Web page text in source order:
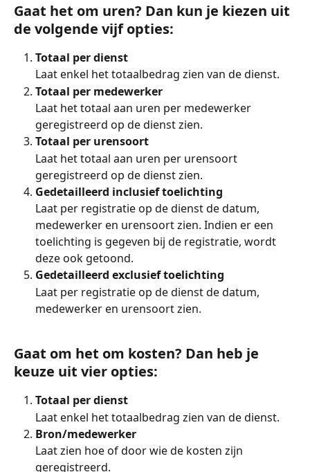
Gaat het om uren? Dan kun je kiezen uit
de volgende vijf opties:
Totaal per dienst
Laat enkel het totaalbedrag zien van de dienst.
Totaal per medewerker
Laat het totaal aan uren per medewerker
geregistreerd op de dienst zien.
Totaal per urensoort
Laat het totaal aan uren per urensoort
geregistreerd op de dienst zien.
Gedetailleerd inclusief toelichting
Laat per registratie op de dienst de datum,
medewerker en urensoort zien. Indien er een
toelichting is gegeven bij de registratie, wordt
deze ook getoond.
Gedetailleerd exclusief toelichting
Laat per registratie op de dienst de datum,
medewerker en urensoort zien.
Gaat om het om kosten? Dan heb je
keuze uit vier opties:
Totaal per dienst
Laat enkel het totaalbedrag zien van de dienst.
Bron/medewerker
Laat zien hoe of door wie de kosten zijn
geregistreerd.